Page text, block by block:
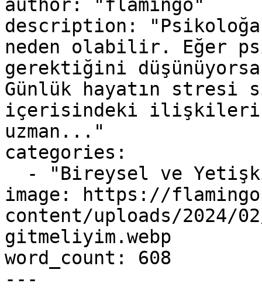
author: "flamingo"
description:
neden olabilir. Eğer
gerektiğini
Günlük hayatın
içerisindeki
uzman..."
categories:
image: https://
content/uploads/2024/
gitmeliyim.webp
word_count: 608
---